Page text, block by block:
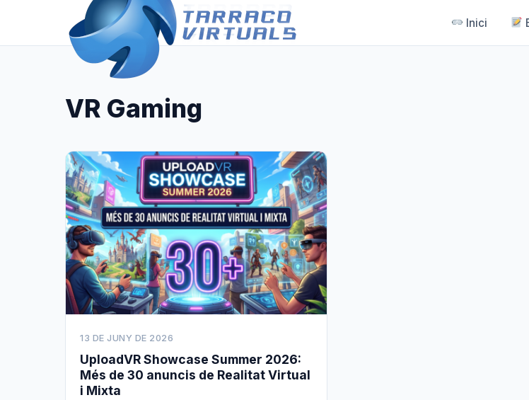
Inici
VR Gaming
13 DE JUNY DE 2026
UploadVR Showcase Summer 2026:
Més de 30 anuncis de Realitat Virtual
i Mixta